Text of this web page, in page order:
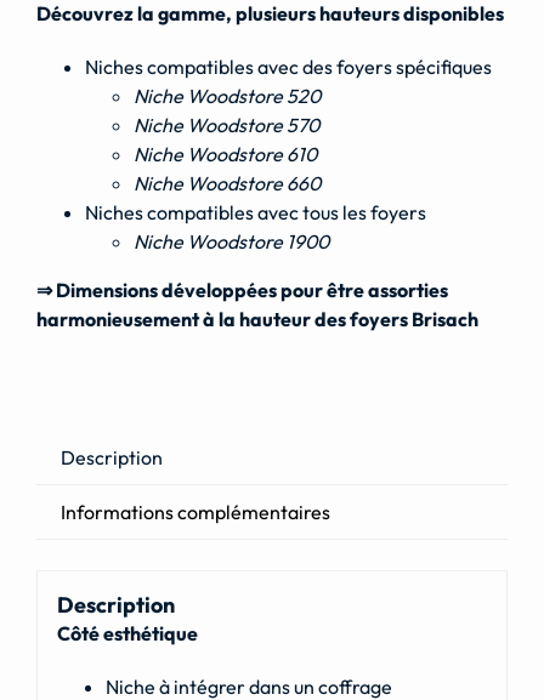
Découvrez la gamme, plusieurs hauteurs disponibles
Niches compatibles avec des foyers spécifiques
Niche Woodstore 520
Niche Woodstore 570
Niche Woodstore 610
Niche Woodstore 660
Niches compatibles avec tous les foyers
Niche Woodstore 1900
⇒ Dimensions développées pour être assorties
harmonieusement à la hauteur des foyers Brisach
Description
Informations complémentaires
Description
Côté esthétique
Niche à intégrer dans un coffrage